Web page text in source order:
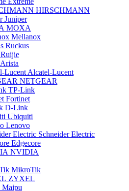
HIRSCHMANN
Juniper
MOXA
Mellanox
Ruckus
Ruijie
Arista
Alcatel-Lucent
NETGEAR
TP-Link
Fortinet
D-Link
Ubiquiti
Lenovo
Schneider Electric
Edgecore
NVIDIA
MikroTik
ZYXEL
Maipu